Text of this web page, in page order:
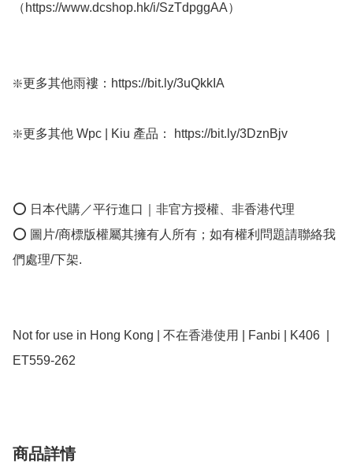
（https://www.dcshop.hk/i/SzTdpggAA）
❇️更多其他雨褸：https://bit.ly/3uQkkIA
❇️更多其他 Wpc | Kiu 產品： https://bit.ly/3DznBjv
⭕ 日本代購／平行進口｜非官方授權、非香港代理
⭕ 圖片/商標版權屬其擁有人所有；如有權利問題請聯絡我
們處理/下架.
Not for use in Hong Kong | 不在香港使用 | Fanbi | K406  |
ET559-262
商品詳情